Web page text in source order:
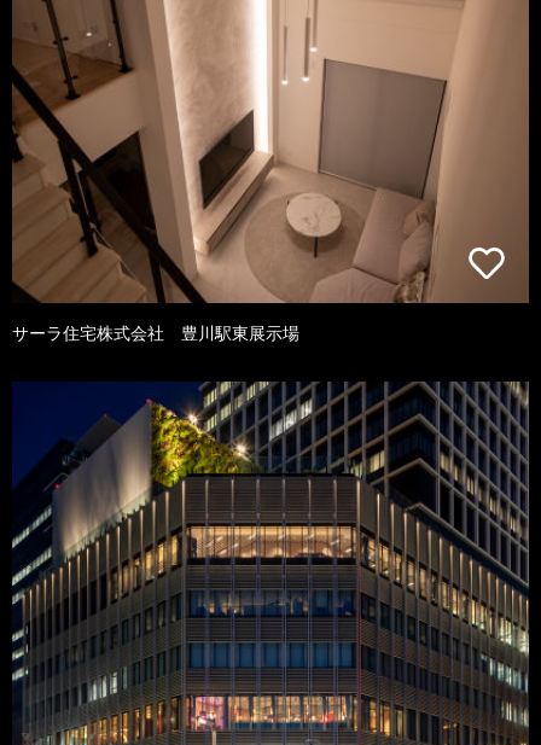
サーラ住宅株式会社 豊川駅東展示場